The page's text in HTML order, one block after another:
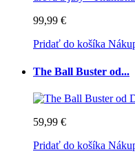
99,99 €
Pridať do košíka
The Ball Buster od...
59,99 €
Pridať do košíka